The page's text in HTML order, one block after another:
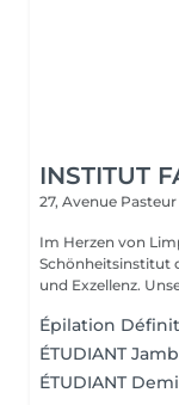
INSTITUT
27, Avenue Pasteur
Im Herzen von
Schönheitsinstitut
und
Épilation
ÉTUDIANT
ÉTUDIANT